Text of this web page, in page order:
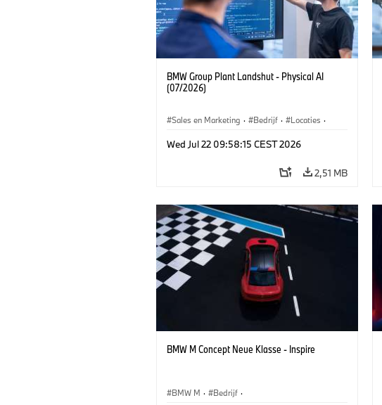
BMW Group Plant Landshut - Physical AI
(07/2026)
Sales en Marketing · Bedrijf · Locaties ·
Wed Jul 22 09:58:15 CEST 2026
2,51 MB
BMW M Concept Neue Klasse - Inspire
BMW M · Bedrijf ·